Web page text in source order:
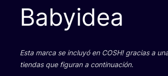
Babyidea
Esta mar­ca se inclu­yó en COSH! gra­cias a
tien­das que figu­ran a continuación.